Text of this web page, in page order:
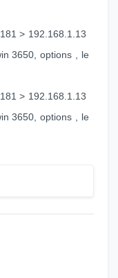
> 192.168.1.13
3650, options , le
> 192.168.1.13
3650, options , le